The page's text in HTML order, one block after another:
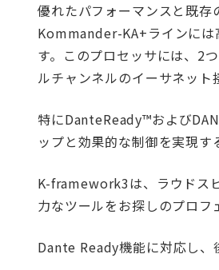
優れたパフォーマンスと既
Kommander-KA+ラインに
す。このプロセッサには、2
ルチャンネルのイーサネット
特にDanteReady™および
ップと効果的な制御を実現
K-framework3は、ラウドス
力なツールをお探しのプロフ
Dante Ready機能に対応し、